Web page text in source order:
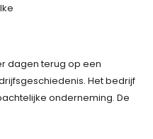
dagen terug op een
Het bedrijf
onderneming. De